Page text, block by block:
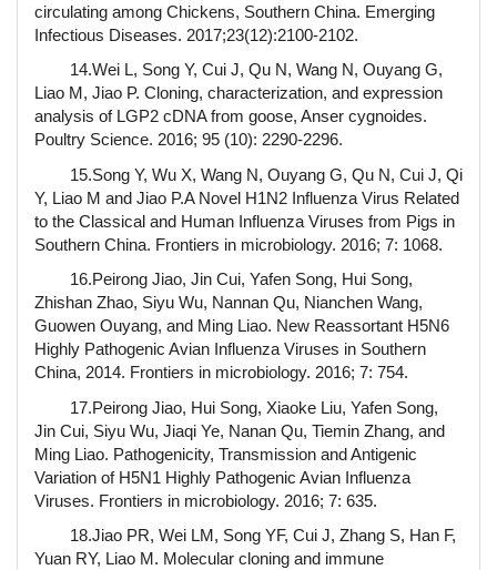
circulating among Chickens, Southern China. Emerging
Infectious Diseases. 2017;23(12):2100-2102.
14.Wei L, Song Y, Cui J, Qu N, Wang N, Ouyang G,
Liao M, Jiao P. Cloning, characterization, and expression
analysis of LGP2 cDNA from goose, Anser cygnoides.
Poultry Science. 2016; 95 (10): 2290-2296.
15.Song Y, Wu X, Wang N, Ouyang G, Qu N, Cui J, Qi
Y, Liao M and Jiao P.A Novel H1N2 Influenza Virus Related
to the Classical and Human Influenza Viruses from Pigs in
Southern China. Frontiers in microbiology. 2016; 7: 1068.
16.Peirong Jiao, Jin Cui, Yafen Song, Hui Song,
Zhishan Zhao, Siyu Wu, Nannan Qu, Nianchen Wang,
Guowen Ouyang, and Ming Liao. New Reassortant H5N6
Highly Pathogenic Avian Influenza Viruses in Southern
China, 2014. Frontiers in microbiology. 2016; 7: 754.
17.Peirong Jiao, Hui Song, Xiaoke Liu, Yafen Song,
Jin Cui, Siyu Wu, Jiaqi Ye, Nanan Qu, Tiemin Zhang, and
Ming Liao. Pathogenicity, Transmission and Antigenic
Variation of H5N1 Highly Pathogenic Avian Influenza
Viruses. Frontiers in microbiology. 2016; 7: 635.
18.Jiao PR, Wei LM, Song YF, Cui J, Zhang S, Han F,
Yuan RY, Liao M. Molecular cloning and immune